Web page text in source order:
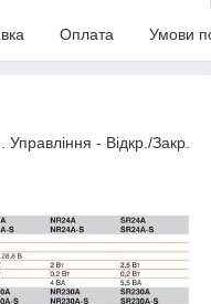
Оплата Умови
- Відкр./Закр.